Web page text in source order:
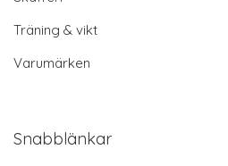
Träning & vikt
Varumärken
Snabblänkar